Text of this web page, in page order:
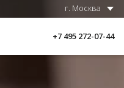
г. Москва
+7 495 272-07-44